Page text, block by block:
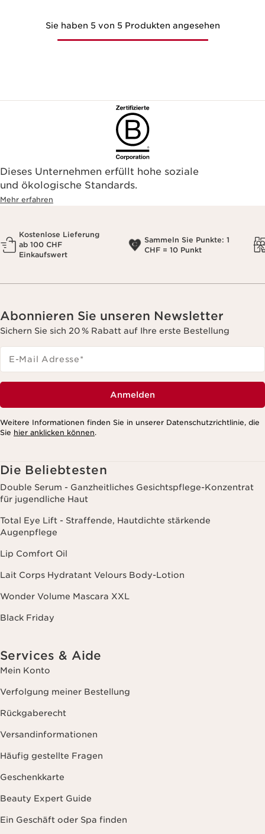
Sie haben 5 von 5 Produkten angesehen
Dieses Unternehmen erfüllt hohe soziale
und ökologische Standards.
Mehr erfahren
Kostenlose Lieferung
ab 100 CHF
Einkaufswert
Sammeln Sie Punkte: 1
CHF = 10 Punkt
Abonnieren Sie unseren Newsletter
Sichern Sie sich 20 % Rabatt auf Ihre erste Bestellung
E-Mail Adresse*
Anmelden
Weitere Informationen finden Sie in unserer Datenschutzrichtlinie, die
Sie hier anklicken können.
Die Beliebtesten
Double Serum - Ganzheitliches Gesichtspflege-Konzentrat
für jugendliche Haut
Total Eye Lift - Straffende, Hautdichte stärkende
Augenpflege
Lip Comfort Oil
Lait Corps Hydratant Velours Body-Lotion
Wonder Volume Mascara XXL
Black Friday
Services & Aide
Mein Konto
Verfolgung meiner Bestellung
Rückgaberecht
Versandinformationen
Häufig gestellte Fragen
Geschenkkarte
Beauty Expert Guide
Ein Geschäft oder Spa finden